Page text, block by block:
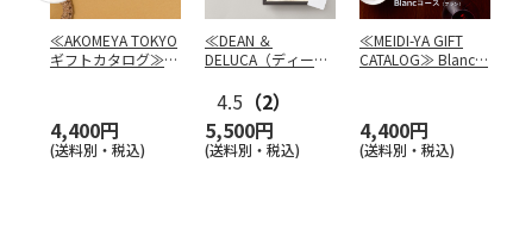
≪AKOMEYA TOKYO
ギフトカタログ≫
4,400円
(送料別・税込)
≪DEAN ＆
DELUCA（ディーン
…
4.5 （2）
5,500円
(送料別・税込)
≪MEIDI-YA GIFT
CATALOG≫ Blanc…
4,400円
(送料別・税込)